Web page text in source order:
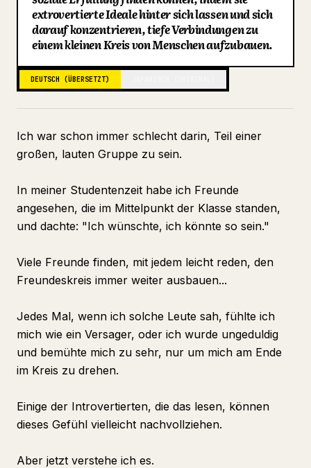
Blog
Updates
extrovertierte Ideale hinter sich lassen und sich
darauf konzentrieren, tiefe Verbindungen zu
einem kleinen Kreis von Menschen aufzubauen.
DEUTSCH (ÜBERSETZT)
Ich war schon immer schlecht darin, Teil einer
großen, lauten Gruppe zu sein.
In meiner Studentenzeit habe ich Freunde
angesehen, die im Mittelpunkt der Klasse standen,
und dachte: "Ich wünschte, ich könnte so sein."
Viele Freunde finden, mit jedem leicht reden, den
Freundeskreis immer weiter ausbauen...
Jedes Mal, wenn ich solche Leute sah, fühlte ich
mich wie ein Versager, oder ich wurde ungeduldig
und bemühte mich zu sehr, nur um mich am Ende
im Kreis zu drehen.
Einige der Introvertierten, die das lesen, können
dieses Gefühl vielleicht nachvollziehen.
Aber jetzt verstehe ich es.